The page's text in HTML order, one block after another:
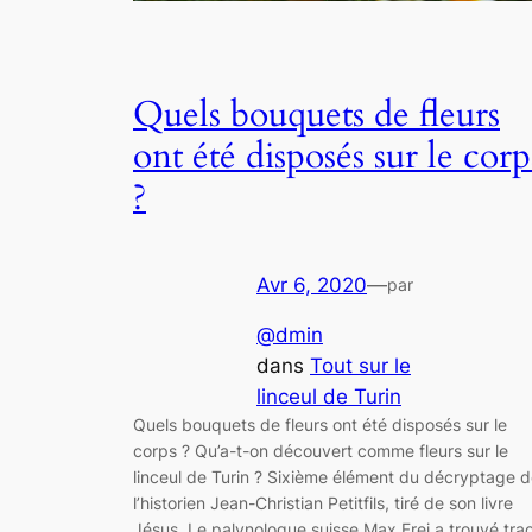
Quels bouquets de fleurs
ont été disposés sur le
?
Avr 6, 2020—par
@dmin
dans Tout sur le
linceul de Turin
Quels bouquets de fleurs ont été disposés sur le
corps ? Qu’a-t-on découvert comme fleurs sur le
linceul de Turin ? Sixième élément du décryptage
l’historien Jean-Christian Petitfils, tiré de son livre